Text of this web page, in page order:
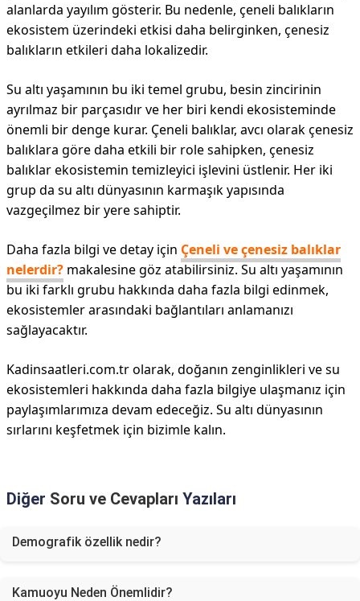
alanlarda yayılım gösterir. Bu nedenle, çeneli balıkların
ekosistem üzerindeki etkisi daha belirginken, çenesiz
balıkların etkileri daha lokalizedir.
Su altı yaşamının bu iki temel grubu, besin zincirinin
ayrılmaz bir parçasıdır ve her biri kendi ekosisteminde
önemli bir denge kurar. Çeneli balıklar, avcı olarak çenesiz
balıklara göre daha etkili bir role sahipken, çenesiz
balıklar ekosistemin temizleyici işlevini üstlenir. Her iki
grup da su altı dünyasının karmaşık yapısında
vazgeçilmez bir yere sahiptir.
Daha fazla bilgi ve detay için Çeneli ve çenesiz balıklar
nelerdir? makalesine göz atabilirsiniz. Su altı yaşamının
bu iki farklı grubu hakkında daha fazla bilgi edinmek,
ekosistemler arasındaki bağlantıları anlamanızı
sağlayacaktır.
Kadinsaatleri.com.tr olarak, doğanın zenginlikleri ve su
ekosistemleri hakkında daha fazla bilgiye ulaşmanız için
paylaşımlarımıza devam edeceğiz. Su altı dünyasının
sırlarını keşfetmek için bizimle kalın.
Diğer Soru ve Cevapları Yazıları
Demografik özellik nedir?
Kamuoyu Neden Önemlidir?